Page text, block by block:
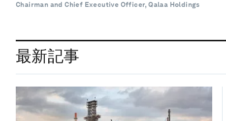
Chairman and Chief Executive Officer, Qalaa Holdings
最新記事